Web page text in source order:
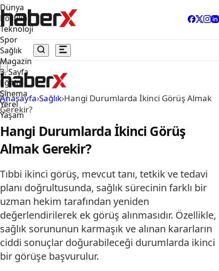
Dünya
Politika
Teknoloji
Spor
Sağlık
Magazin
3. Sayfa
Eğitim
Sinema
Yerel
Yaşam
Anasayfa›Sağlık›Hangi Durumlarda İkinci Görüş Almak
Gerekir?
Hangi Durumlarda İkinci Görüş
Almak Gerekir?
Tıbbi ikinci görüş, mevcut tanı, tetkik ve tedavi
planı doğrultusunda, sağlık sürecinin farklı bir
uzman hekim tarafından yeniden
değerlendirilerek ek görüş alınmasıdır. Özellikle,
sağlık sorununun karmaşık ve alınan kararların
ciddi sonuçlar doğurabileceği durumlarda ikinci
bir görüşe başvurulur.